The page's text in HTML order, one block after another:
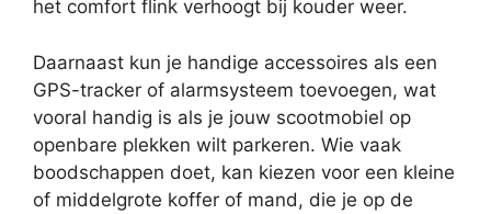
het comfort flink verhoogt bij kouder weer.
Daarnaast kun je handige accessoires als een
GPS-tracker of alarmsysteem toevoegen, wat
vooral handig is als je jouw scootmobiel op
openbare plekken wilt parkeren. Wie vaak
boodschappen doet, kan kiezen voor een kleine
of middelgrote koffer of mand, die je op de